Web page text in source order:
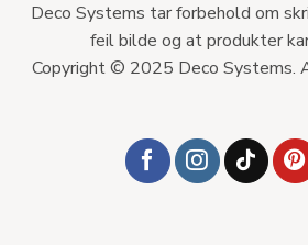
Deco Systems tar forbehold om
feil bilde og at produkter
Copyright © 2025 Deco Systems.